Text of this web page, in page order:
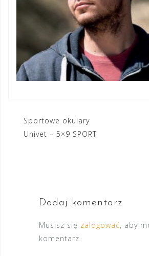
Nawigacja
wpisu
Sportowe okulary
Univet – 5×9 SPORT
Dodaj komentarz
Musisz się zalogować, aby
komentarz.